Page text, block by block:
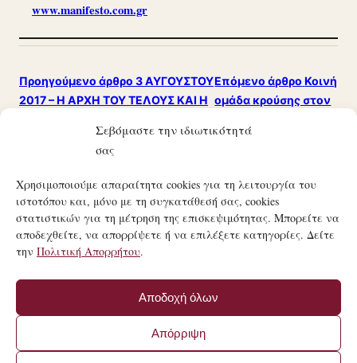
Σεβόμαστε την ιδιωτικότητά
σας
Χρησιμοποιούμε απαραίτητα cookies για τη λειτουργία του
ιστοτόπου και, μόνο με τη συγκατάθεσή σας, cookies
στατιστικών για τη μέτρηση της επισκεψιμότητας. Μπορείτε να
αποδεχθείτε, να απορρίψετε ή να επιλέξετε κατηγορίες. Δείτε
την Πολιτική Απορρήτου.
Αποδοχή όλων
Απόρριψη
www.manifesto.com.gr
Προηγούμενο άρθρο 3 ΑΥΓΟΥΣΤΟΥ
2017 – Η ΑΡΧΗ ΤΟΥ ΤΕΛΟΥΣ ΚΑΙ Η
ΔΑΝΕΙΟΛΗΠΤΗ ΤΗΣ ΧΩΡΑΣ!
Επόμενο άρθρο Κοινή
ομάδα κρούσης στον
οι τράπεζες…
21ΟΣ ΑΙΏΝΑΣ
ΠΟΛΙΤΙΚΉ ΑΠΟΡΡΉΤΟΥ